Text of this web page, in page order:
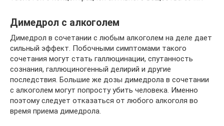
Димедрол с алкоголем
Димедрол в сочетании с любым алкоголем на деле дает
сильный эффект. Побочными симптомами такого
сочетания могут стать галлюцинации, спутанность
сознания, галлюциногенный делирий и другие
последствия. Большие же дозы димедрола в сочетании
с алкоголем могут попросту убить человека. Именно
поэтому следует отказаться от любого алкоголя во
время приема димедрола.